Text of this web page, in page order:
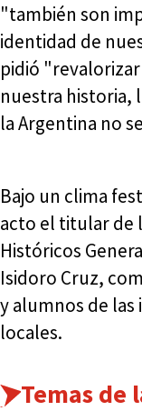
"también son
identidad de
pidió
nuestra historia,
la Argentina no
Bajo un clima
acto el titular de
Históricos
Isidoro Cruz,
y alumnos de
locales.
Temas de